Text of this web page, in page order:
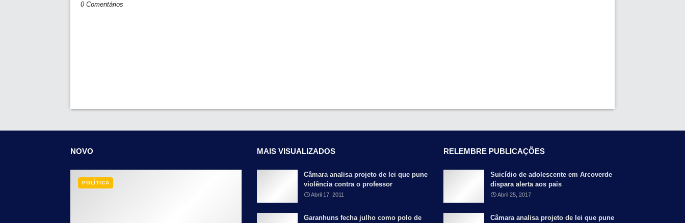
0 Comentários
NOVO
POLÍTICA
MAIS VISUALIZADOS
Câmara analisa projeto de lei que pune
violência contra o professor
Abril 17, 2011
Garanhuns fecha julho como polo de
RELEMBRE PUBLICAÇÕES
Suicídio de adolescente em Arcoverde
dispara alerta aos pais
Abril 25, 2017
Câmara analisa projeto de lei que pune